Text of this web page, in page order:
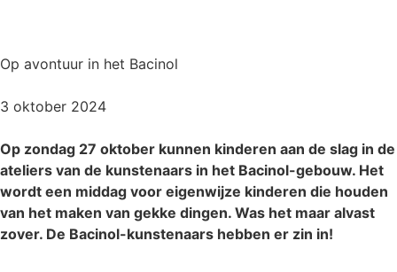
Op avontuur in het Bacinol
3 oktober 2024
Op zondag 27 oktober kunnen kinderen aan de slag in de
ateliers van de kunstenaars in het Bacinol-gebouw. Het
wordt een middag voor eigenwijze kinderen die houden
van het maken van gekke dingen. Was het maar alvast
zover. De Bacinol-kunstenaars hebben er zin in!